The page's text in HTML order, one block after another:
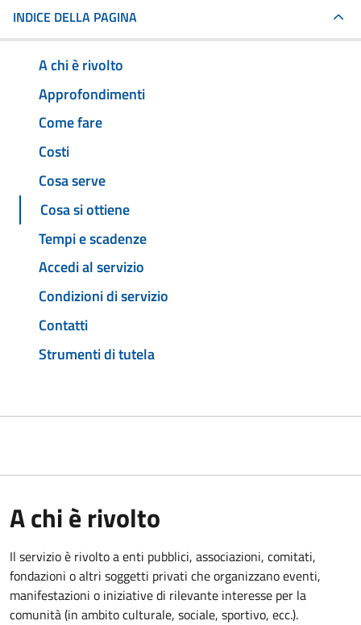
INDICE DELLA PAGINA
A chi è rivolto
Approfondimenti
Come fare
Costi
Cosa serve
Cosa si ottiene
Tempi e scadenze
Accedi al servizio
Condizioni di servizio
Contatti
Strumenti di tutela
A chi è rivolto
Il servizio è rivolto a enti pubblici, associazioni, comitati,
fondazioni o altri soggetti privati che organizzano eventi,
manifestazioni o iniziative di rilevante interesse per la
comunità (in ambito culturale, sociale, sportivo, ecc.).